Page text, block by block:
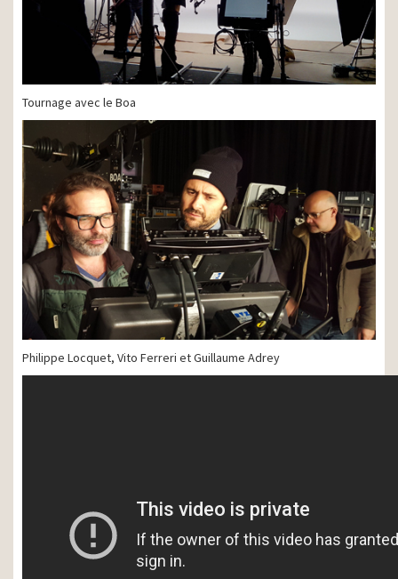
Tournage avec le Boa
Philippe Locquet, Vito Ferreri et Guillaume Adrey